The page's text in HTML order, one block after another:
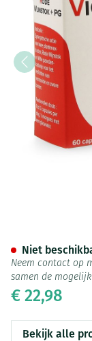
€ 22,98
Niet
Neem contact op
samen de
Bekijk alle